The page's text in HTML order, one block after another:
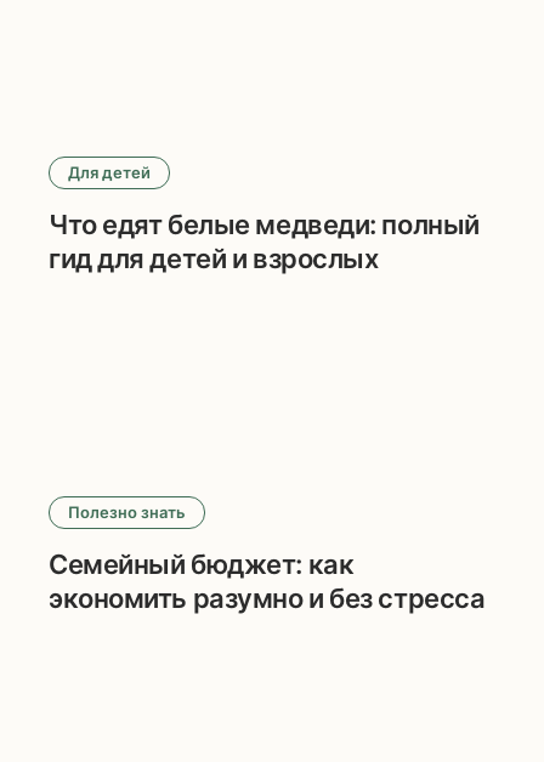
Для детей
Что едят белые медведи: полный
гид для детей и взрослых
Полезно знать
Семейный бюджет: как
экономить разумно и без стресса